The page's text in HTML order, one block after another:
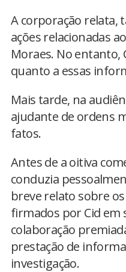
A corporação relata,
ações relacionadas
Moraes. No entanto,
quanto a essas
Mais tarde, na
ajudante de ordens
fatos.
Antes de a oitiva
conduzia
breve relato sobre
firmados por Cid em
colaboração
prestação de
investigação.